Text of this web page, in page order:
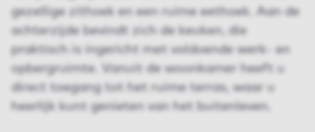
gezellige zithoek en een ruime eethoek. Aan de
achterzijde bevindt zich de keuken, die
praktisch is ingericht met voldoende werk- en
opbergruimte. Vanuit de woonkamer heeft u
direct toegang tot het ruime terras, waar u
heerlijk kunt genieten van het buitenleven.